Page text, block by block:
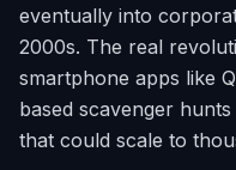
eventually into
2000s. The real
smartphone apps like
based scavenger
that could scale to